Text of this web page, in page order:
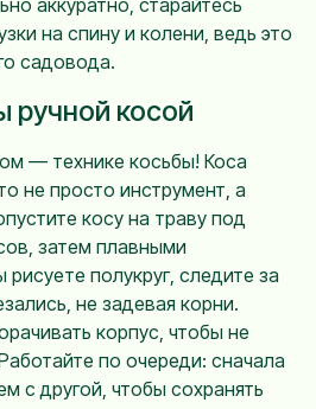
аккуратно, старайтесь
на спину и колени, ведь это
садовода.
ручной косой
— технике косьбы! Коса
не просто инструмент, а
косу на траву под
затем плавными
полукруг, следите за
не задевая корни.
корпус, чтобы не
по очереди: сначала
с другой, чтобы сохранять